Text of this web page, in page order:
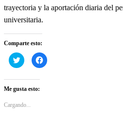
trayectoria y la aportación diaria del
universitaria.
Comparte esto:
Haz
clic
en
Twitter
(Se
en
Haz
clic
Me gusta esto:
Cargando...